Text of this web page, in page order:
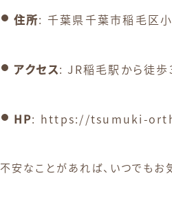
住所: 千葉県千葉市稲毛区
アクセス: JR稲毛駅から徒歩
HP: https://tsumuki-
不安なことがあれば、いつでもお